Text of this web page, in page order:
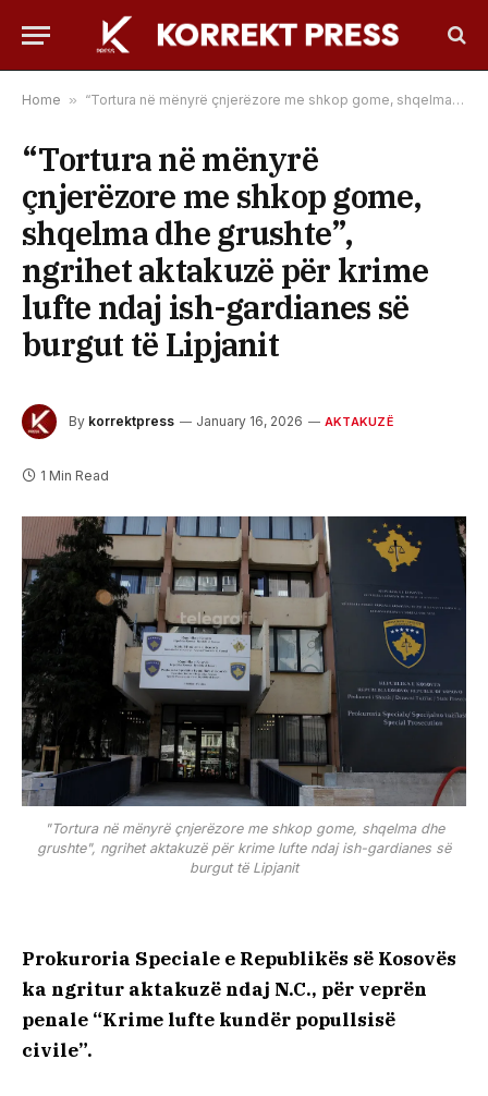
Home » “Tortura në mënyrë çnjerëzore me shkop gome, shqelma dhe grushte”, ngrihet aktakuzë për krime lufte ndaj ish-gardianes së burgut të Lipjanit
“Tortura në mënyrë
çnjerëzore me shkop gome,
shqelma dhe grushte”,
ngrihet aktakuzë për krime
lufte ndaj ish-gardianes së
burgut të Lipjanit
By korrektpress January 16, 2026 AKTAKUZË
1 Min Read
"Tortura në mënyrë çnjerëzore me shkop gome, shqelma dhe
grushte", ngrihet aktakuzë për krime lufte ndaj ish-gardianes së
burgut të Lipjanit
Prokuroria Speciale e Republikës së Kosovës
ka ngritur aktakuzë ndaj N.C., për veprën
penale “Krime lufte kundër popullsisë
civile”.